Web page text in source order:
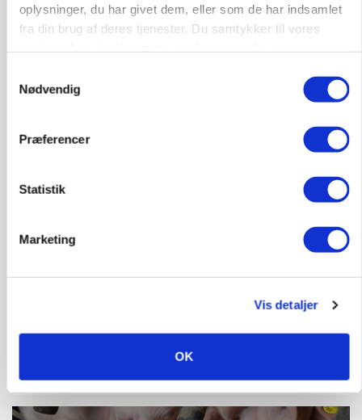
oplysninger, du har givet dem, eller som de har indsamlet
fra din brug af deres tjenester. Du samtykker til vores
Nødvendig
Præferencer
Statistik
Marketing
Vis detaljer
OK
Annonce
Før såmaskinen kører: Her er efterårets største
skadedyrsrisici